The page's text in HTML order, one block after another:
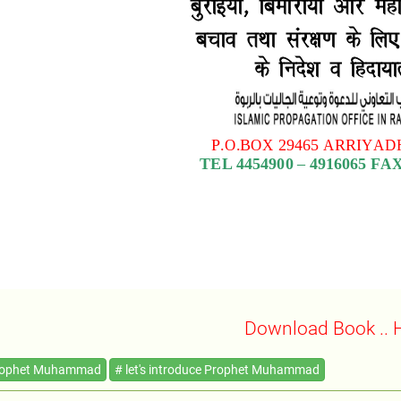
Download Book ..
Muhammad # let's introduce Prophet Muhammad